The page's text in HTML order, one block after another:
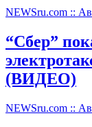
NEWSru.com ::
“Сбер”
(ВИДЕО)
NEWSru.com ::